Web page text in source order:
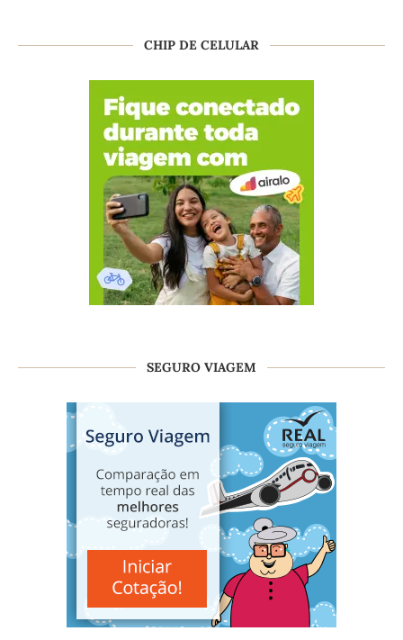
CHIP DE CELULAR
SEGURO VIAGEM